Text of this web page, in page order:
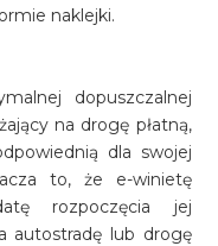
naklejki.
dopuszczalnej
na drogę płatną,
dla swojej
to, że e-winietę
rozpoczęcia jej
autostradę lub drogę